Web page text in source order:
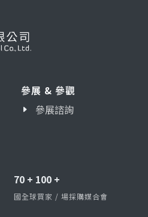
參展 & 參觀
參展諮詢
70 + 100 +
國全球買家 / 場採購媒合會